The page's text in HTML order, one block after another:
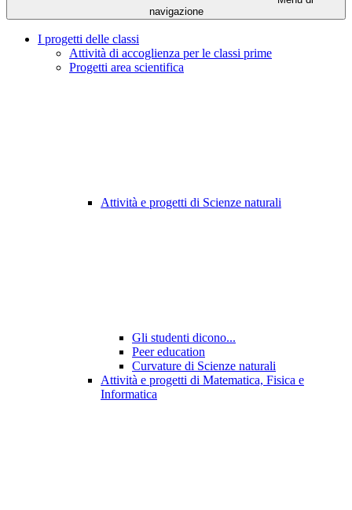
navigazione
I progetti delle classi
Attività di accoglienza per le classi prime
Progetti area scientifica
Attività e progetti di Scienze naturali
Gli studenti dicono...
Peer education
Curvature di Scienze naturali
Attività e progetti di Matematica, Fisica e
Informatica